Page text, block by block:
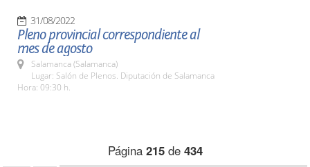
31/08/2022
Pleno provincial correspondiente al
mes de agosto
Salamanca (Salamanca)
Lugar: Salón de Plenos. Diputación de Salamanca
Hora: 09:30 h.
Página 215de 434